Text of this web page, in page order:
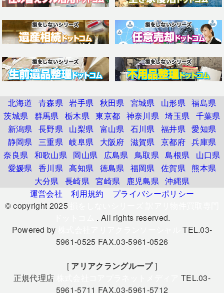
北海道 青森県 岩手県 秋田県 宮城県 山形県 福島県
茨城県 群馬県 栃木県 東京都 神奈川県 埼玉県 千葉県
新潟県 長野県 山梨県 富山県 石川県 福井県 愛知県
静岡県 三重県 岐阜県 大阪府 滋賀県 京都府 兵庫県
奈良県 和歌山県 岡山県 広島県 鳥取県 島根県
山口県
愛媛県 香川県 高知県 徳島県 福岡県 佐賀県 熊本県
大分県 長崎県 宮崎県 鹿児島県 沖縄県
運営会社
利用規約
プライバシーポリシー
© copyright 2025
. All rights reserved.
Powered by
TEL.03-
5961-0525 FAX.03-5961-0526
[ アリアクラングループ]
正規代理店
TEL.03-
5961-5711 FAX.03-5961-5712